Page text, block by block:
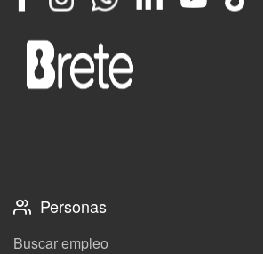
Personas
Buscar empleo